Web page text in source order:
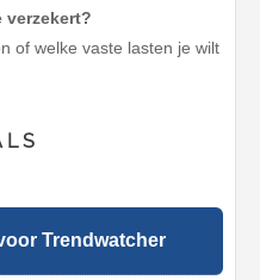
verzekert?
of welke vaste lasten je wilt
Trendwatcher